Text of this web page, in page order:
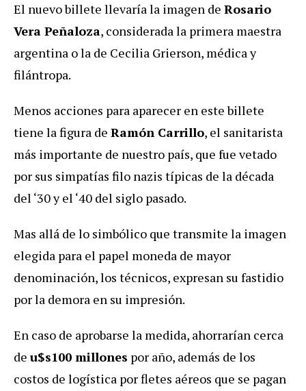
El nuevo billete llevaría la imagen de Rosario
Vera Peñaloza, considerada la primera maestra
argentina o la de Cecilia Grierson, médica y
filántropa.
Menos acciones para aparecer en este billete
tiene la figura de Ramón Carrillo, el sanitarista
más importante de nuestro país, que fue vetado
por sus simpatías filo nazis típicas de la década
del ‘30 y el ‘40 del siglo pasado.
Mas allá de lo simbólico que transmite la imagen
elegida para el papel moneda de mayor
denominación, los técnicos, expresan su fastidio
por la demora en su impresión.
En caso de aprobarse la medida, ahorrarían cerca
de u$s100 millones por año, además de los
costos de logística por fletes aéreos que se pagan